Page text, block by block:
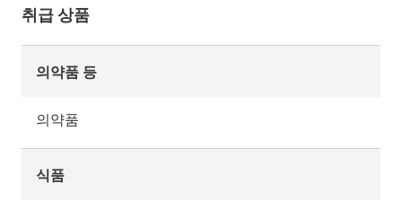
취급 상품
의약품 등
의약품
식품